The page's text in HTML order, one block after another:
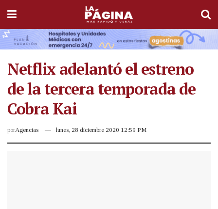
Netflix adelantó el estreno
de la tercera temporada de
Cobra Kai
porAgencias lunes, 28 diciembre 2020 12:59 PM